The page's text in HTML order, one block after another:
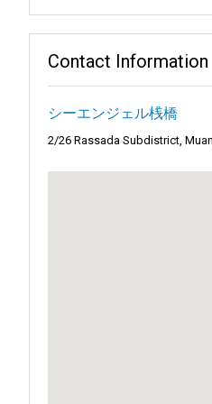
Contact Information
シーエンジェル桟橋
2/26 Rassada Subdistrict,